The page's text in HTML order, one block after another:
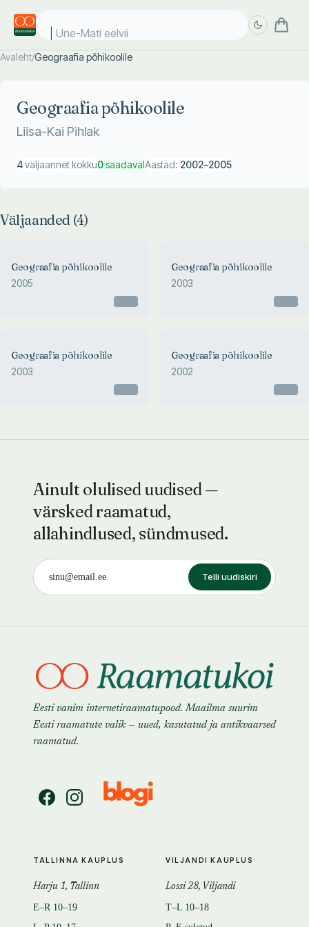
Une-Mati eelviima
Avaleht/Geograafia põhikoolile
Geograafia põhikoolile
Liisa-Kai Pihlak
4väljaannet kokku0saadavalAastad: 2002–2005
Väljaanded (4)
Geograafia põhikoolile
2005
Geograafia põhikoolile
2003
Geograafia põhikoolile
2003
Geograafia põhikoolile
2002
Ainult olulised uudised —
värsked raamatud,
allahindlused, sündmused.
Telli uudiskiri
Eesti vanim internetiraamatupood. Maailma suurim
Eesti raamatute valik — uued, kasutatud ja antikvaarsed
raamatud.
TALLINNA KAUPLUS
Harju 1, Tallinn
E–R 10–19
VILJANDI KAUPLUS
Lossi 28, Viljandi
T–L 10–18